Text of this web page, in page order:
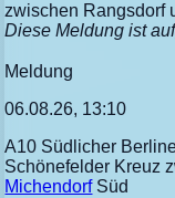
zwischen Rangsdorf
Diese Meldung ist
Meldung
06.08.26, 13:10
A10 Südlicher
Schönefelder Kreuz
MichendorfSüd